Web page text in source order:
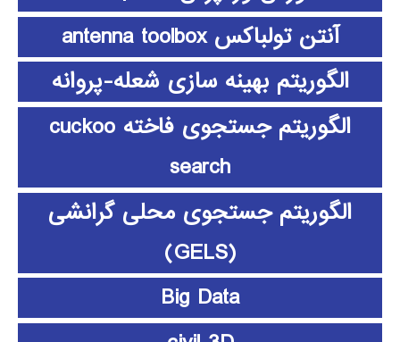
آنتن تولباکس antenna toolbox
الگوریتم بهینه سازی شعله-پروانه
الگوریتم جستجوی فاخته cuckoo
search
الگوریتم جستجوی محلی گرانشی
(GELS)
Big Data